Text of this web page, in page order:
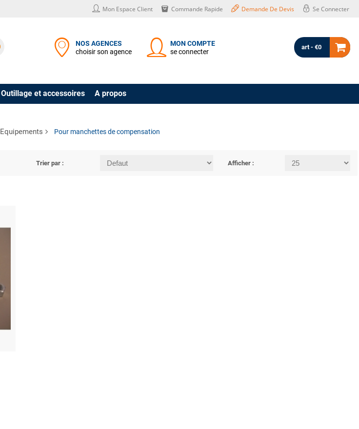
Mon Espace Client Commande Rapide Demande De Devis Se Connecter
NOS AGENCES
choisir son agence
MON COMPTE
se connecter
art - €0
Outillage et accessoires A propos
Equipements Pour manchettes de compensation
Trier par : Afficher :